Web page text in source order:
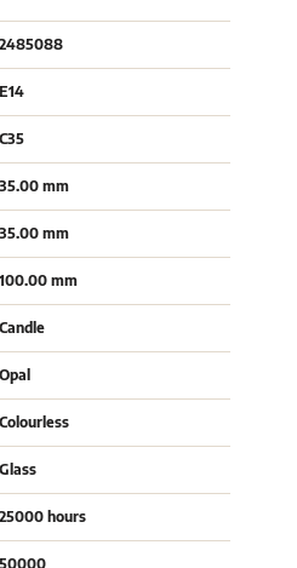
2485088
E14
C35
35.00 mm
35.00 mm
100.00 mm
Candle
Opal
Colourless
Glass
25000 hours
50000